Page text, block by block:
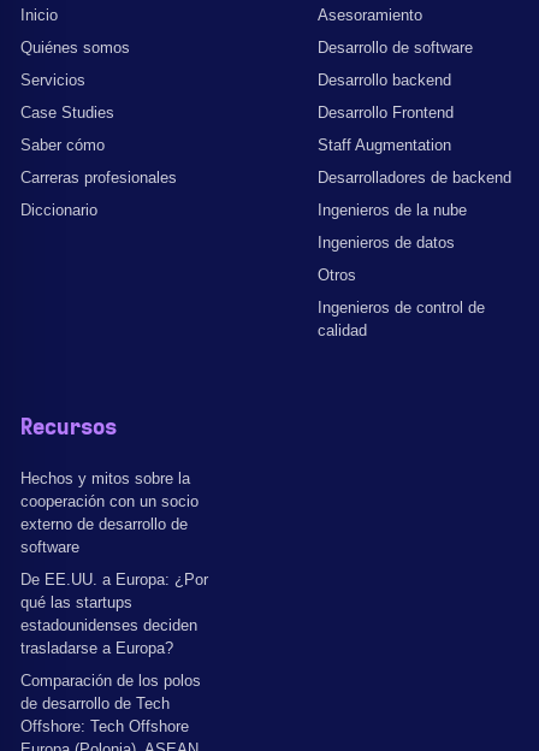
Inicio
Quiénes somos
Servicios
Case Studies
Saber cómo
Carreras profesionales
Diccionario
Asesoramiento
Desarrollo de software
Desarrollo backend
Desarrollo Frontend
Staff Augmentation
Desarrolladores de backend
Ingenieros de la nube
Ingenieros de datos
Otros
Ingenieros de control de
calidad
Recursos
Hechos y mitos sobre la
cooperación con un socio
externo de desarrollo de
software
De EE.UU. a Europa: ¿Por
qué las startups
estadounidenses deciden
trasladarse a Europa?
Comparación de los polos
de desarrollo de Tech
Offshore: Tech Offshore